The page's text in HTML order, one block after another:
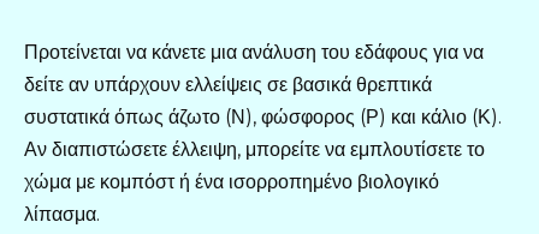
Προτείνεται να κάνετε μια ανάλυση του εδάφους για να
δείτε αν υπάρχουν ελλείψεις σε βασικά θρεπτικά
συστατικά όπως άζωτο (Ν), φώσφορος (Ρ) και κάλιο (Κ).
Αν διαπιστώσετε έλλειψη, μπορείτε να εμπλουτίσετε το
χώμα με κομπόστ ή ένα ισορροπημένο βιολογικό
λίπασμα.